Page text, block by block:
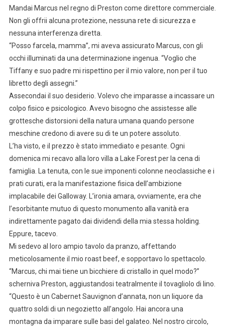
Mandai Marcus nel regno di Preston come direttore commerciale.
Non gli offrii alcuna protezione, nessuna rete di sicurezza e
nessuna interferenza diretta.
“Posso farcela, mamma”, mi aveva assicurato Marcus, con gli
occhi illuminati da una determinazione ingenua. “Voglio che
Tiffany e suo padre mi rispettino per il mio valore, non per il tuo
libretto degli assegni.”
Assecondai il suo desiderio. Volevo che imparasse a incassare un
colpo fisico e psicologico. Avevo bisogno che assistesse alle
grottesche distorsioni della natura umana quando persone
meschine credono di avere su di te un potere assoluto.
L’ha visto, e il prezzo è stato immediato e pesante. Ogni
domenica mi recavo alla loro villa a Lake Forest per la cena di
famiglia. La tenuta, con le sue imponenti colonne neoclassiche e i
prati curati, era la manifestazione fisica dell’ambizione
implacabile dei Galloway. L’ironia amara, ovviamente, era che
l’esorbitante mutuo di questo monumento alla vanità era
indirettamente pagato dai dividendi della mia stessa holding.
Eppure, tacevo.
Mi sedevo al loro ampio tavolo da pranzo, affettando
meticolosamente il mio roast beef, e sopportavo lo spettacolo.
“Marcus, chi mai tiene un bicchiere di cristallo in quel modo?”
scherniva Preston, aggiustandosi teatralmente il tovagliolo di lino.
“Questo è un Cabernet Sauvignon d’annata, non un liquore da
quattro soldi di un negozietto all’angolo. Hai ancora una
montagna da imparare sulle basi del galateo. Nel nostro circolo,